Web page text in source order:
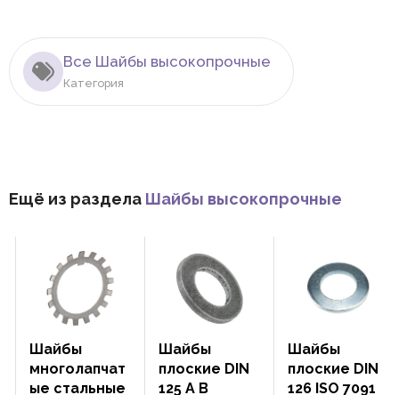
Все Шайбы высокопрочные
Категория
Ещё из раздела Шайбы высокопрочные
Шайбы
многолапчат
ые стальные
Шайбы
плоские DIN
125 A B
Шайбы
плоские DIN
126 ISO 7091